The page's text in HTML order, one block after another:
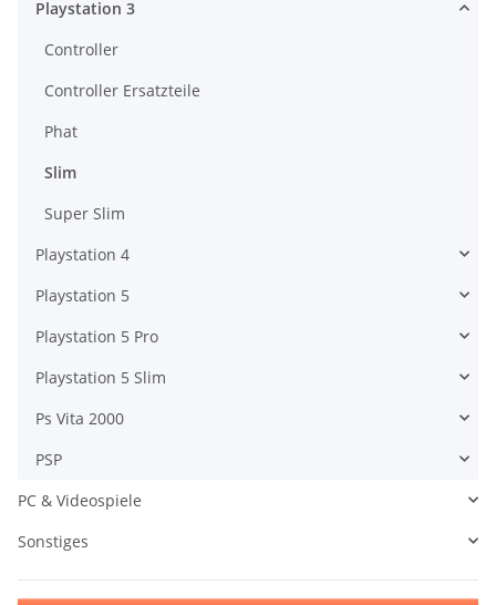
Playstation 3
Controller
Controller Ersatzteile
Phat
Slim
Super Slim
Playstation 4
Playstation 5
Playstation 5 Pro
Playstation 5 Slim
Ps Vita 2000
PSP
PC & Videospiele
Sonstiges